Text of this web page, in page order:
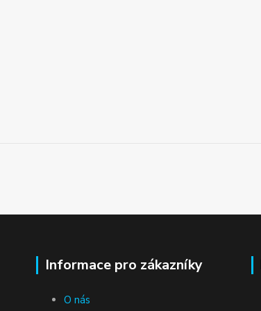
Informace pro zákazníky
O nás